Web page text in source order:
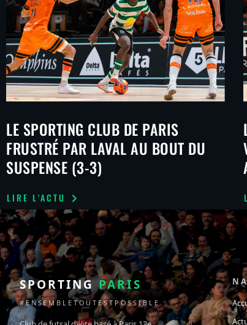
LE SPORTING CLUB DE PARIS
FRUSTRÉ PAR LAVAL AU BOUT DU
SUSPENSE (3-3)
LIRE L'ACTU
SPORTINGPARIS
#ENSEMBLETOUTESTPOSSIBLE